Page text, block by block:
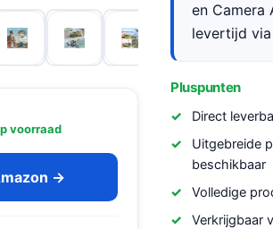
voorraad
→
en Camera
levertijd
Pluspunten
Direct
Uitgebreide
beschikbaar
Volledige
Verkrijgbaar